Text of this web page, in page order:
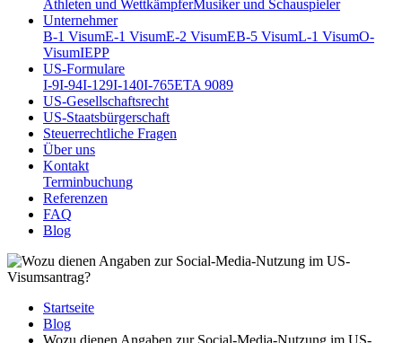
Athleten und WettkämpferMusiker und Schauspieler
Unternehmer
B-1 VisumE-1 VisumE-2 VisumEB-5 VisumL-1 VisumO-
VisumIEPP
US-Formulare
I-9I-94I-129I-140I-765ETA 9089
US-Gesellschaftsrecht
US-Staatsbürgerschaft
Steuerrechtliche Fragen
Über uns
Kontakt
Terminbuchung
Referenzen
FAQ
Blog
Startseite
Blog
Wozu dienen Angaben zur Social-Media-Nutzung im US-